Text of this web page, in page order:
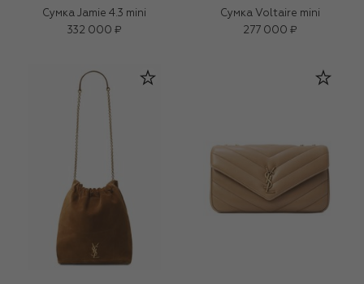
Сумка Jamie 4.3 mini
332 000 ₽
Сумка Voltaire mini
277 000 ₽